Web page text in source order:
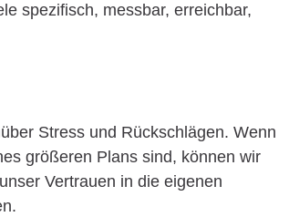
spezifisch, messbar, erreichbar,
Stress und Rückschlägen. Wenn
größeren Plans sind, können wir
Vertrauen in die eigenen